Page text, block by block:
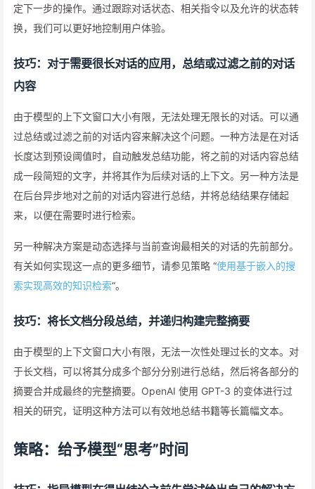
定下一步的操作。通过跟踪对话状态、相关指令以及允许的状态转
换，我们可以更好地控制用户体验。
技巧：对于需要很长对话的应用，总结或过滤之前的对话
内容
由于模型的上下文窗口大小有限，无法处理无限长的对话。可以通
过总结或过滤之前的对话内容来解决这个问题。一种方法是在对话
长度达到预设阈值时，自动触发总结功能，将之前的对话内容总结
成一段简短的文字，并将其作为后续对话的上下文。另一种方法是
在后台异步地对之前的对话内容进行总结，并将总结结果存储起
来，以便在需要时进行检索。
另一种解决方案是动态选择与当前查询最相关的对话的先前部分。
有关如何实现这一点的更多细节，请参见策略 “使用基于嵌入的搜
索实现高效的知识检索“。
技巧：将长文档分段总结，并递归构建完整摘要
由于模型的上下文窗口大小有限，无法一次性处理过长的文本。对
于长文档，可以将其分成多个部分分别进行总结，然后将各部分的
摘要合并成最终的完整摘要。OpenAI 使用 GPT-3 的变体进行过
相关的研究，证明这种方法可以有效地总结书籍等长篇幅文本。
策略：给予模型“思考”时间